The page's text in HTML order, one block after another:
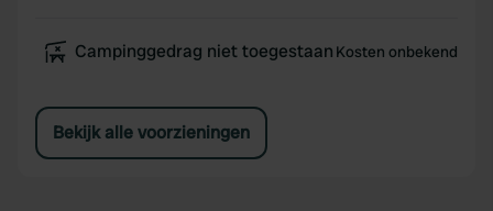
Campinggedrag niet toegestaan Kosten onbekend
Bekijk alle voorzieningen